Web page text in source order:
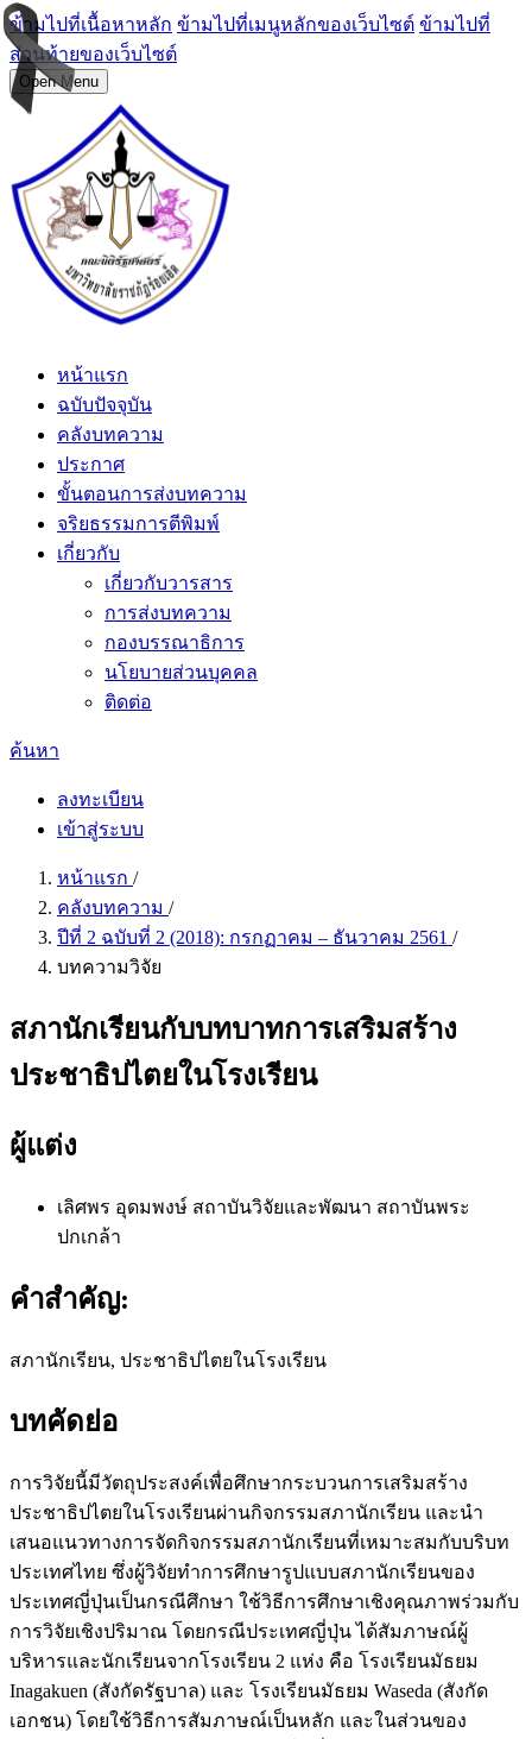
ข้ามไปที่เนื้อหาหลัก ข้ามไปที่เมนูหลักของเว็บไซต์ ข้ามไปที่
ส่วนท้ายของเว็บไซต์
Open Menu
หน้าแรก
ฉบับปัจจุบัน
คลังบทความ
ประกาศ
ขั้นตอนการส่งบทความ
จริยธรรมการตีพิมพ์
เกี่ยวกับ
เกี่ยวกับวารสาร
การส่งบทความ
กองบรรณาธิการ
นโยบายส่วนบุคคล
ติดต่อ
ค้นหา
ลงทะเบียน
เข้าสู่ระบบ
หน้าแรก /
คลังบทความ /
ปีที่ 2 ฉบับที่ 2 (2018): กรกฏาคม – ธันวาคม 2561 /
บทความวิจัย
สภานักเรียนกับบทบาทการเสริมสร้าง
ประชาธิปไตยในโรงเรียน
ผู้แต่ง
เลิศพร อุดมพงษ์ สถาบันวิจัยและพัฒนา สถาบันพระ
ปกเกล้า
คำสำคัญ:
สภานักเรียน, ประชาธิปไตยในโรงเรียน
บทคัดย่อ
การวิจัยนี้มีวัตถุประสงค์เพื่อศึกษากระบวนการเสริมสร้าง
ประชาธิปไตยในโรงเรียนผ่านกิจกรรมสภานักเรียน และนำ
เสนอแนวทางการจัดกิจกรรมสภานักเรียนที่เหมาะสมกับบริบท
ประเทศไทย ซึ่งผู้วิจัยทำการศึกษารูปแบบสภานักเรียนของ
ประเทศญี่ปุ่นเป็นกรณีศึกษา ใช้วิธีการศึกษาเชิงคุณภาพร่วมกับ
การวิจัยเชิงปริมาณ โดยกรณีประเทศญี่ปุ่น ได้สัมภาษณ์ผู้
บริหารและนักเรียนจากโรงเรียน 2 แห่ง คือ โรงเรียนมัธยม
Inagakuen (สังกัดรัฐบาล) และ โรงเรียนมัธยม Waseda (สังกัด
เอกชน) โดยใช้วิธีการสัมภาษณ์เป็นหลัก และในส่วนของ